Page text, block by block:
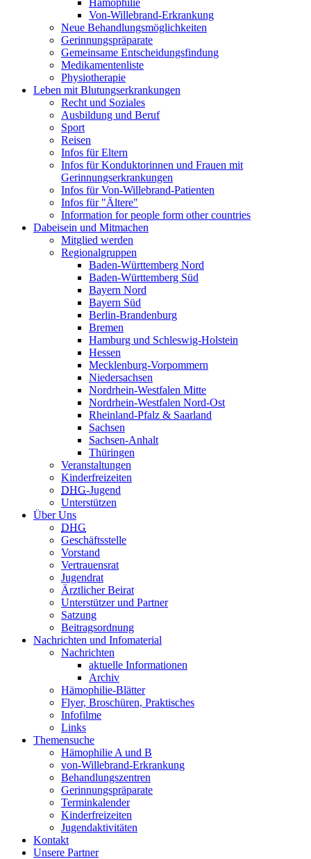
Von-Willebrand-Erkrankung
Neue Behandlungsmöglichkeiten
Gerinnungspräparate
Gemeinsame Entscheidungsfindung
Medikamentenliste
Physiotherapie
Leben mit Blutungserkrankungen
Recht und Soziales
Ausbildung und Beruf
Sport
Reisen
Infos für Eltern
Infos für Konduktorinnen und Frauen mit
Gerinnungserkrankungen
Infos für Von-Willebrand-Patienten
Infos für "Ältere"
Information for people form other countries
Dabeisein und Mitmachen
Mitglied werden
Regionalgruppen
Baden-Württemberg Nord
Baden-Württemberg Süd
Bayern Nord
Bayern Süd
Berlin-Brandenburg
Bremen
Hamburg und Schleswig-Holstein
Hessen
Mecklenburg-Vorpommern
Niedersachsen
Nordrhein-Westfalen Mitte
Nordrhein-Westfalen Nord-Ost
Rheinland-Pfalz & Saarland
Sachsen
Sachsen-Anhalt
Thüringen
Veranstaltungen
Kinderfreizeiten
DHG-Jugend
Unterstützen
Über Uns
DHG
Geschäftsstelle
Vorstand
Vertrauensrat
Jugendrat
Ärztlicher Beirat
Unterstützer und Partner
Satzung
Beitragsordnung
Nachrichten und Infomaterial
Nachrichten
aktuelle Informationen
Archiv
Hämophilie-Blätter
Flyer, Broschüren, Praktisches
Infofilme
Links
Themensuche
Hämophilie A und B
von-Willebrand-Erkrankung
Behandlungszentren
Gerinnungspräparate
Terminkalender
Kinderfreizeiten
Jugendaktivitäten
Kontakt
Unsere Partner